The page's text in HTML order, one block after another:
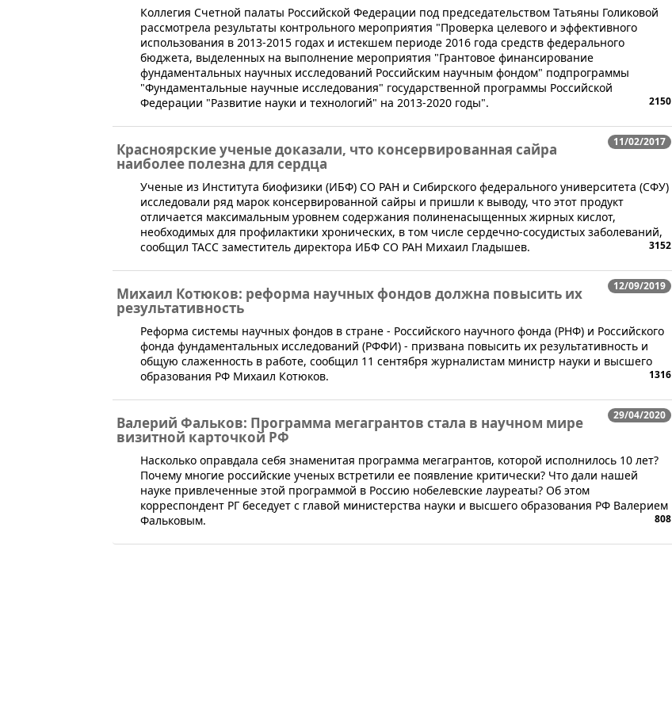
​​Коллегия Счетной палаты Российской Федерации под председательством Татьяны Голиковой
рассмотрела результаты контрольного мероприятия "Проверка целевого и эффективного
использования в 2013-2015 годах и истекшем периоде 2016 года средств федерального
бюджета, выделенных на выполнение мероприятия "Грантовое финансирование
фундаментальных научных исследований Российским научным фондом" подпрограммы
"Фундаментальные научные исследования" государственной программы Российской
Федерации "Развитие науки и технологий" на 2013-2020 годы".
2150
11/02/2017
Красноярские ученые доказали, что консервированная сайра
наиболее полезна для сердца
Ученые из Института биофизики (ИБФ) СО РАН и Сибирского федерального университета (СФУ)
исследовали ряд марок консервированной сайры и пришли к выводу, что этот продукт
отличается максимальным уровнем содержания полиненасыщенных жирных кислот,
необходимых для профилактики хронических, в том числе сердечно-сосудистых заболеваний,
сообщил ТАСС заместитель директора ИБФ СО РАН Михаил Гладышев.
3152
12/09/2019
Михаил Котюков: реформа научных фондов должна повысить их
результативность
​Реформа системы научных фондов в стране - Российского научного фонда (РНФ) и Российского
фонда фундаментальных исследований (РФФИ) - призвана повысить их результативность и
общую слаженность в работе, сообщил 11 сентября журналистам министр науки и высшего
образования РФ Михаил Котюков.
1316
29/04/2020
Валерий Фальков: Программа мегагрантов стала в научном мире
визитной карточкой РФ
​​​Насколько оправдала себя знаменитая программа мегагрантов, которой исполнилось 10 лет?
Почему многие российские ученых встретили ее появление критически? Что дали нашей
науке привлеченные этой программой в Россию нобелевские лауреаты? Об этом
корреспондент РГ беседует с главой министерства науки и высшего образования РФ Валерием
Фальковым.
808